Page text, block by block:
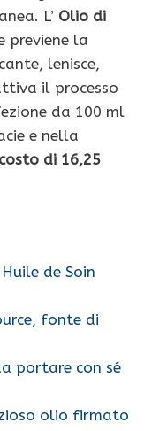
L’ Olio di
previene la
lenisce,
il processo
da 100 ml
e nella
costo di 16,25
de Soin
fonte di
portare con sé
olio firmato